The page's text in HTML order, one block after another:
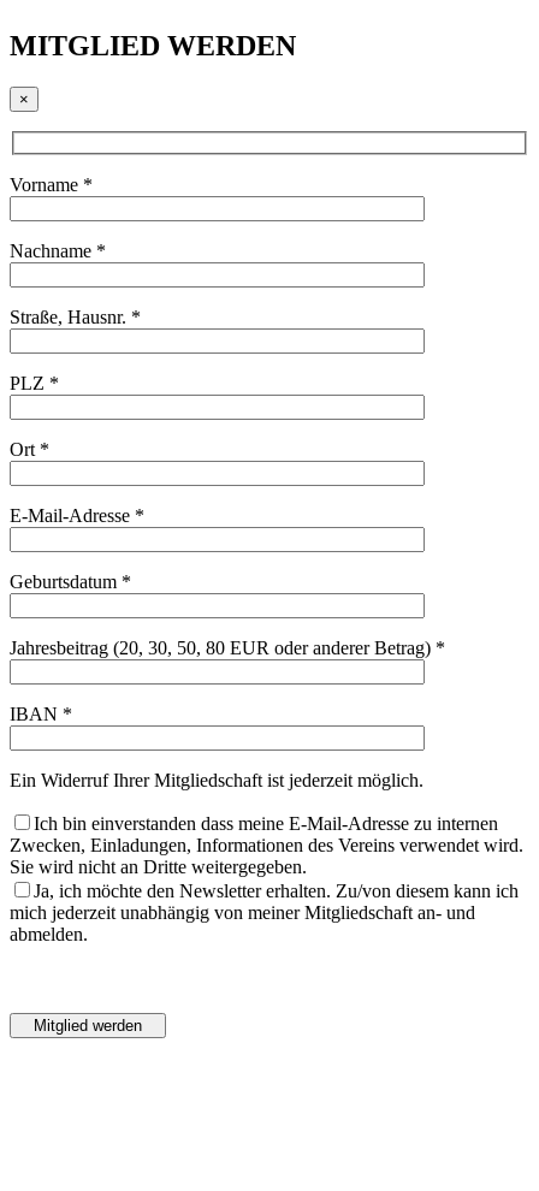
MITGLIED WERDEN
×
Vorname *
Nachname *
Straße, Hausnr. *
PLZ *
Ort *
E-Mail-Adresse *
Geburtsdatum *
Jahresbeitrag (20, 30, 50, 80 EUR oder anderer Betrag) *
IBAN *
Ein Widerruf Ihrer Mitgliedschaft ist jederzeit möglich.
Ich bin einverstanden dass meine E-Mail-Adresse zu internen
Zwecken, Einladungen, Informationen des Vereins verwendet wird.
Sie wird nicht an Dritte weitergegeben.
Ja, ich möchte den Newsletter erhalten. Zu/von diesem kann ich
mich jederzeit unabhängig von meiner Mitgliedschaft an- und
abmelden.
dieses
Feld
lasse
dieses